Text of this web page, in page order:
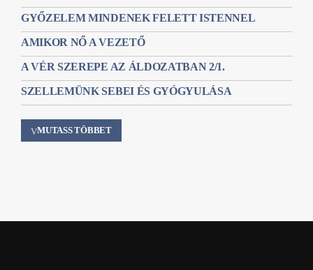
GYŐZELEM MINDENEK FELETT ISTENNEL
AMIKOR NŐ A VEZETŐ
A VÉR SZEREPE AZ ÁLDOZATBAN 2/1.
SZELLEMÜNK SEBEI ÉS GYÓGYULÁSA
MUTASS TÖBBET